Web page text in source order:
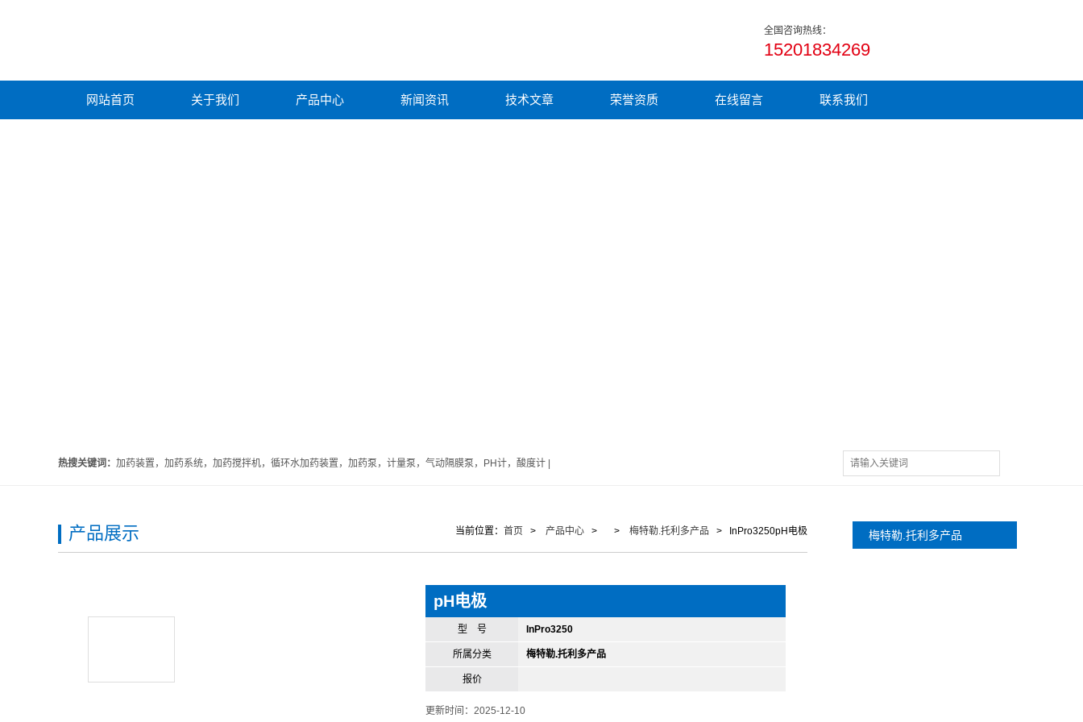
全国咨询热线：
15201834269
网站首页 关于我们 产品中心 新闻资讯 技术文章 荣誉资质 在线留言 联系我们
热搜关键词： 加药装置，加药系统，加药搅拌机，循环水加药装置，加药泵，计量泵，气动隔膜泵，PH计，酸度计 |
梅特勒.托利多产品
当前位置： 首页 > 产品中心 > > 梅特勒.托利多产品 > InPro3250pH电极
产品展示
pH电极
型 号 InPro3250
所属分类 梅特勒.托利多产品
报价
更新时间：2025-12-10